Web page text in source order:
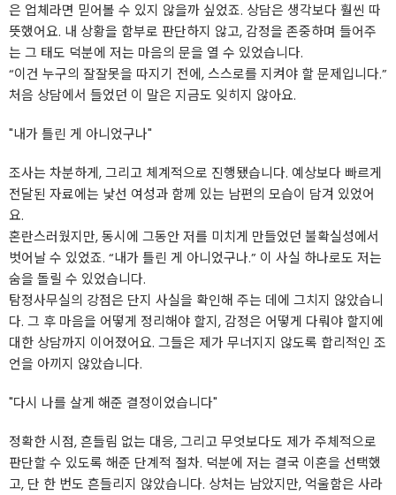
은 업체라면 믿어볼 수 있지 않을까 싶었죠. 상담은 생각보다 훨씬 따
뜻했어요. 내 상황을 함부로 판단하지 않고, 감정을 존중하며 들어주
는 그 태도 덕분에 저는 마음의 문을 열 수 있었습니다.
“이건 누구의 잘잘못을 따지기 전에, 스스로를 지켜야 할 문제입니다.”
처음 상담에서 들었던 이 말은 지금도 잊히지 않아요.
"내가 틀린 게 아니었구나"
조사는 차분하게, 그리고 체계적으로 진행됐습니다. 예상보다 빠르게
전달된 자료에는 낯선 여성과 함께 있는 남편의 모습이 담겨 있었어
요.
혼란스러웠지만, 동시에 그동안 저를 미치게 만들었던 불확실성에서
벗어날 수 있었죠. “내가 틀린 게 아니었구나.” 이 사실 하나로도 저는
숨을 돌릴 수 있었습니다.
탐정사무실의 강점은 단지 사실을 확인해 주는 데에 그치지 않았습니
다. 그 후 마음을 어떻게 정리해야 할지, 감정은 어떻게 다뤄야 할지에
대한 상담까지 이어졌어요. 그들은 제가 무너지지 않도록 합리적인 조
언을 아끼지 않았습니다.
"다시 나를 살게 해준 결정이었습니다"
정확한 시점, 흔들림 없는 대응, 그리고 무엇보다도 제가 주체적으로
판단할 수 있도록 해준 단계적 절차. 덕분에 저는 결국 이혼을 선택했
고, 단 한 번도 흔들리지 않았습니다. 상처는 남았지만, 억울함은 사라